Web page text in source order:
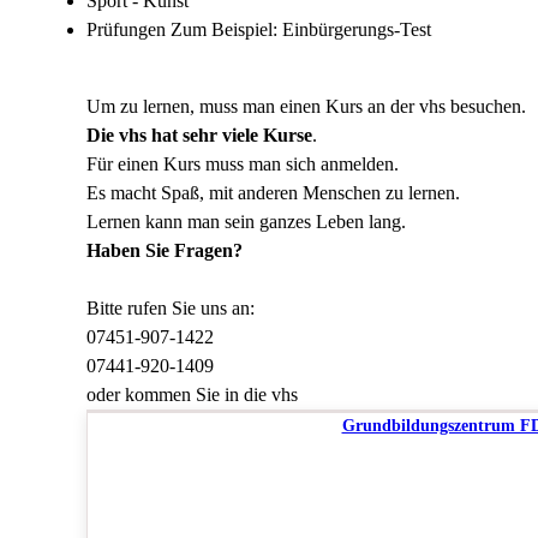
Prüfungen Zum Beispiel: Einbürgerungs-Test
Um zu lernen, muss man einen Kurs an der vhs besuchen.
Die vhs hat sehr viele Kurse.
Für einen Kurs muss man sich anmelden.
Es macht Spaß, mit anderen Menschen zu lernen.
Lernen kann man sein ganzes Leben lang.
Haben Sie Fragen?
Bitte rufen Sie uns an:
07451-907-1422
07441-920-1409
oder kommen Sie in die vhs
Grundbildungszentrum